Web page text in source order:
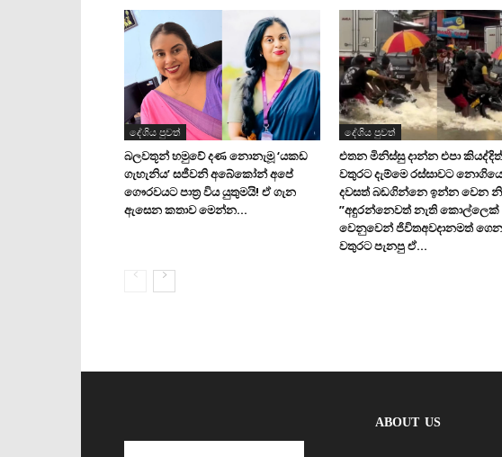
දේශිය පුවත්
බලවතූන් හමුවේ දණ නොනැමූ ‘යකඩ
ගැහැනිය’ සජීවනි අබේකෝන් අපේ
ගෞරවයට පාත්‍ර විය යුතුමයි! ඒ ගැන
ඇසෙන කතාව මෙන්න…
දේශිය පුවත්
එතන මිනිස්සු දාන්න එපා කියද්දිත්
වතුරට දැම්මෙ රස්සාවට
දවසත් බඩගින්නෙ ඉන්න වෙන
”අඳුරන්නෙවත් නැති කොල්ලෙක්
වෙනුවෙන් ජිවිතඅවදානමත් ගෙන
වතුරට පැනපු ඒ...
ABOUT US